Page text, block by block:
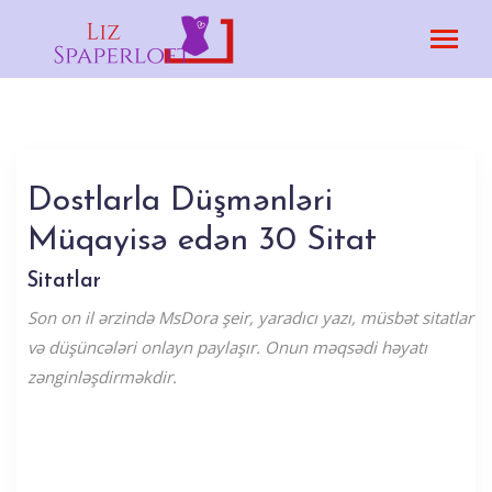
Dostlarla Düşmənləri
Müqayisə edən 30 Sitat
Sitatlar
Son on il ərzində MsDora şeir, yaradıcı yazı, müsbət sitatlar
və düşüncələri onlayn paylaşır. Onun məqsədi həyatı
zənginləşdirməkdir.